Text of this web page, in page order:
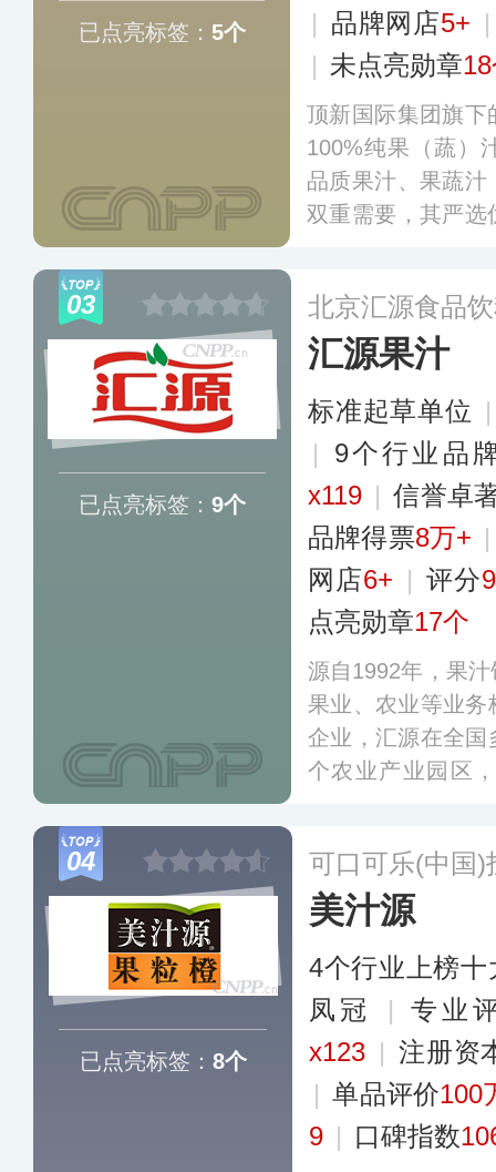
已点亮标签： 5个
| 品牌网店5+
| 未点亮勋章
顶新国际集团旗下
100%纯果（蔬）
品质果汁、果蔬
双重需要，其严
的纯净健康。更多
03
已点亮标签： 9个
北京汇源食品
汇源果汁
标准起草单位
|
9个行业品
x119 | 信誉卓
品牌得票8万+
网店6+ | 评分
点亮勋章17个
源自1992年，果
果业、农业等业
企业，汇源在全
个农业产业园区
满足消费者的多
04
已点亮标签： 8个
可口可乐(中国)
美汁源
4个行业上榜十
凤冠
|
专业
x123 | 注册资
| 单品评价100
9 | 口碑指数